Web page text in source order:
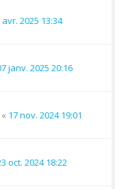
avr. 2025 13:34
janv. 2025 20:16
« 17 nov. 2024 19:01
oct. 2024 18:22